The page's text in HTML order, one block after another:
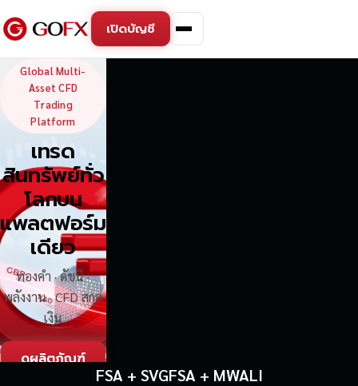
เปิดบัญชี
GoFX — Global Multi-
Global Multi-
Asset CFD
Trading
Platform
เทรด
สินทรัพย์ทั่ว
โลกบน
แพลตฟอร์ม
เดียว
ทองคำ · ดัชนี ·
พลังงาน · CFD สกุล
เงิน
ดูผลิตภัณฑ์
FSA + SVGFSA + MWALI